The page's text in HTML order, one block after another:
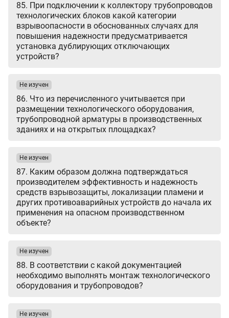
85. При подключении к коллектору трубопроводов
технологических блоков какой категории
взрывоопасности в обоснованных случаях для
повышения надежности предусматривается
установка дублирующих отключающих
устройств?
86. Что из перечисленного учитывается при
размещении технологического оборудования,
трубопроводной арматуры в производственных
зданиях и на открытых площадках?
Не изучен
87. Каким образом должна подтверждаться
производителем эффективность и надежность
средств взрывозащиты, локализации пламени и
других противоаварийных устройств до начала их
применения на опасном производственном
объекте?
Не изучен
88. В соответствии с какой документацией
необходимо выполнять монтаж технологического
оборудования и трубопроводов?
Не изучен
Не изучен